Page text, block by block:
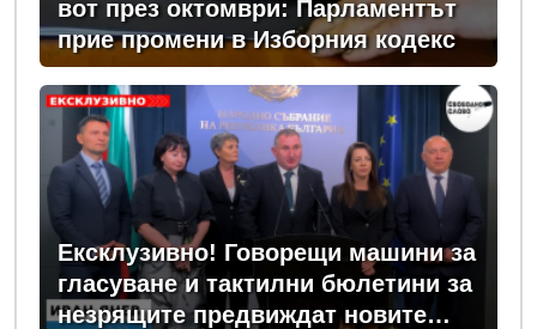
вот през октомври: Парламентът
прие промени в Изборния кодекс
Ексклузивно! Говорещи машини за
гласуване и тактилни бюлетини за
незрящите предвиждат новите